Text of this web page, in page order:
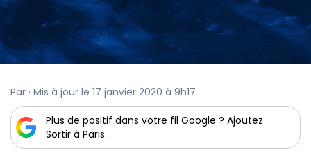
Par · Mis à jour le 17 janvier 2020 à 9h17
Plus de positif dans votre fil Google ? Ajoutez
Sortir à Paris.